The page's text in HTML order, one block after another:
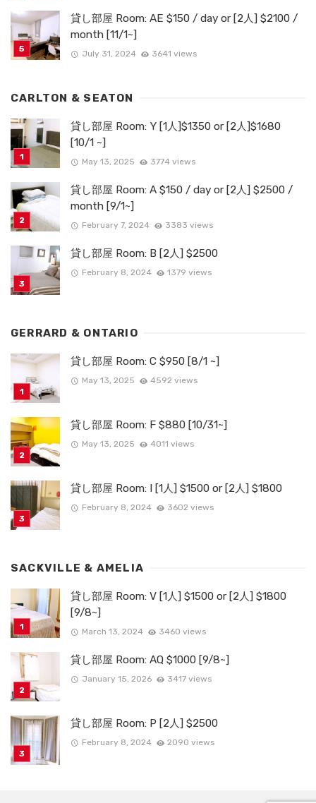
貸し部屋 Room: AE $150 / day or [2人] $2100 /
month [11/1~]
July 31, 2024 3641 views
CARLTON & SEATON
貸し部屋 Room: Y [1人]$1350 or [2人]$1680
[10/1 ~]
May 13, 2025 3774 views
貸し部屋 Room: A $150 / day or [2人] $2500 /
month [9/1~]
February 7, 2024 3383 views
貸し部屋 Room: B [2人] $2500
February 8, 2024 1379 views
GERRARD & ONTARIO
貸し部屋 Room: C $950 [8/1 ~]
May 13, 2025 4592 views
貸し部屋 Room: F $880 [10/31~]
May 13, 2025 4011 views
貸し部屋 Room: I [1人] $1500 or [2人] $1800
February 8, 2024 3602 views
SACKVILLE & AMELIA
貸し部屋 Room: V [1人] $1500 or [2人] $1800
[9/8~]
March 13, 2024 3460 views
貸し部屋 Room: AQ $1000 [9/8~]
January 15, 2026 3417 views
貸し部屋 Room: P [2人] $2500
February 8, 2024 2090 views